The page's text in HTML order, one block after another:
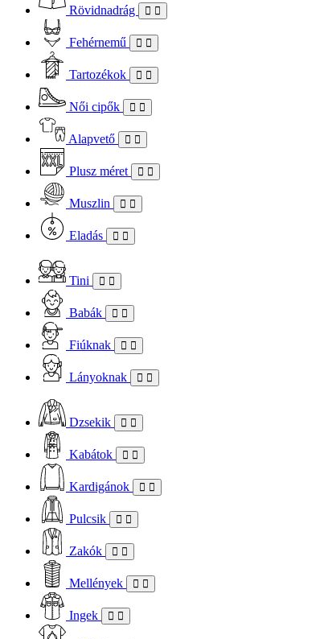
Rövidnadrág
Fehérnemű
Tartozékok
Női cipők
Alapvető
Plusz méret
Muszlin
Eladás
Tini
Babák
Fiúknak
Lányoknak
Dzsekik
Kabátok
Kardigánok
Pulcsik
Zakók
Mellények
Ingek